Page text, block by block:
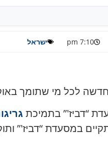
7:10 pm ישראל
“דביז'” בתמיכת
במסעדת “דביז'”